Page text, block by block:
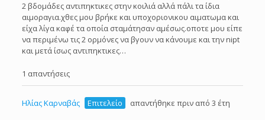
2 βδομάδες αντιπηκτικες στην κοιλιά αλλά πάλι τα ίδια
αιμοραγια.χθες μου βρήκε και υποχοριονικου αιματωμα και
είχα λίγα καφέ τα οποία σταμάτησαν αμέσως.οποτε μου είπε
να περιμένω τις 2 ορμόνες να βγουν να κάνουμε και την nipt
και μετά ίσως αντιπηκτικες…
1 απαντήσεις
Ηλίας Καρναβάς Επιτελείο απαντήθηκε πριν από 3 έτη